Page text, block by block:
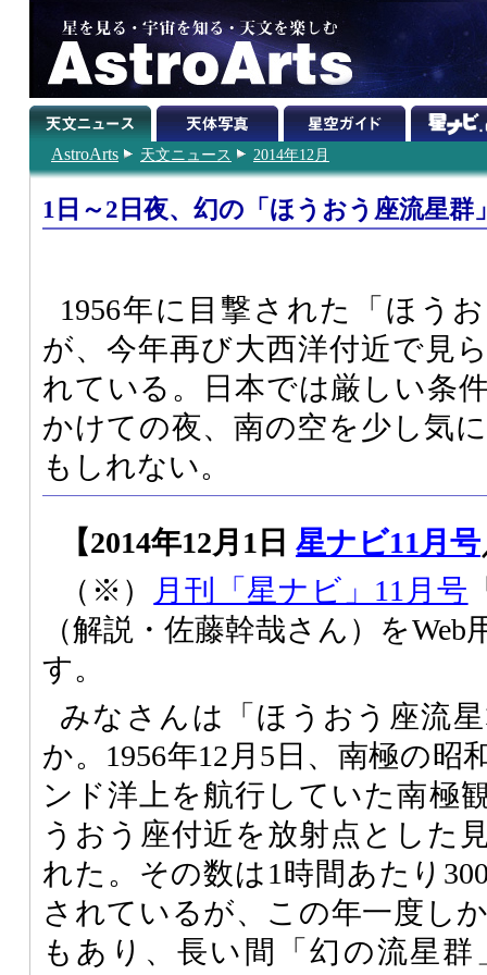
AstroArts 天文ニュース 2014年12月
1日～2日夜、幻の「ほうおう座流星
1956年に目撃された「ほう
が、今年再び大西洋付近で見
れている。日本では厳しい条
かけての夜、南の空を少し気
もしれない。
【2014年12月1日 星ナビ11月号
（※）
月刊「星ナビ」11月号
（解説・佐藤幹哉さん）を
す。
みなさんは「ほうおう座流
か。1956年12月5日、南極の昭
ンド洋上を航行していた南極
うおう座付近を放射点とした
れた。その数は1時間あたり
されているが、この年一度し
もあり、長い間「幻の流星